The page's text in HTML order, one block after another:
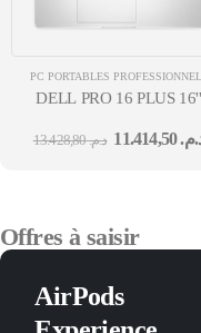
PC PORTABLES
DELL PRO 16 PLUS 16''
VPRO(R) 16 GO 512 GO
د.م.13.428,80 11.414,50
Offres à saisir
AirPods